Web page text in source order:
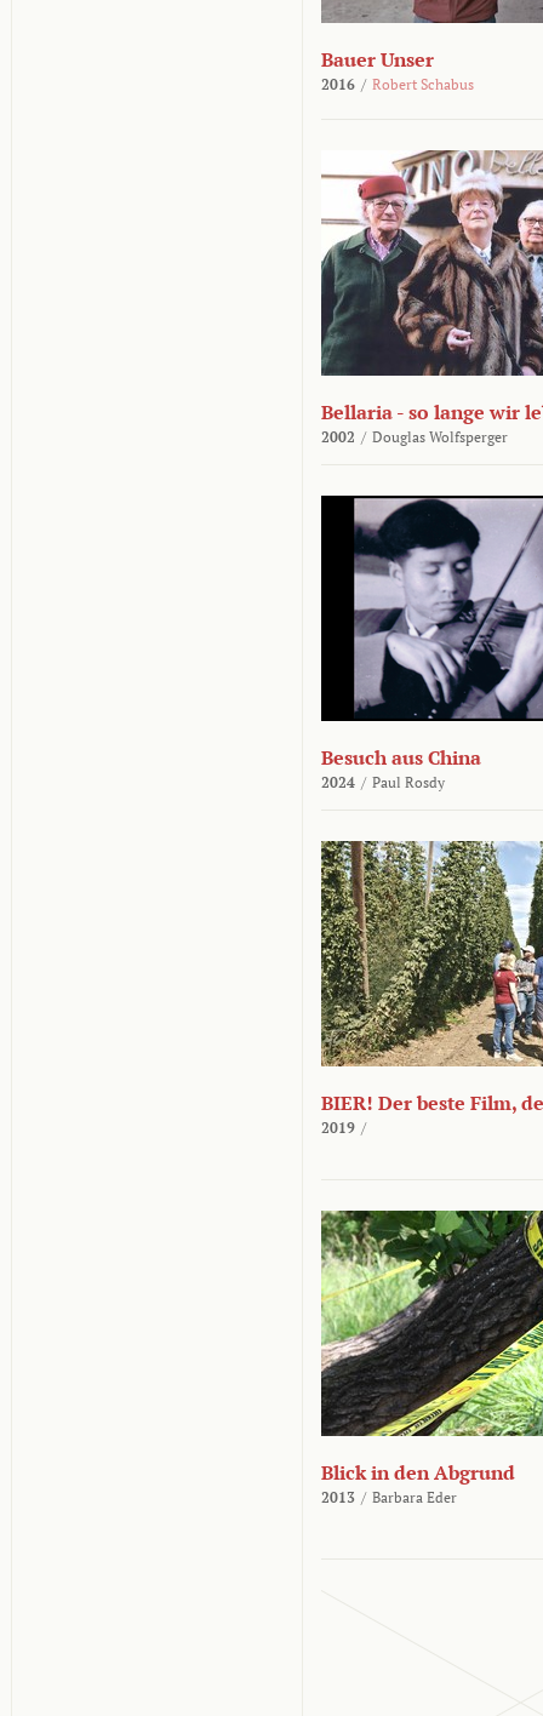
Bauer Unser
2016 / Robert Schabus
Bellaria - so lange wir
2002 / Douglas Wolfsperger
Besuch aus China
2024 / Paul Rosdy
BIER! Der beste Film,
2019 /
Blick in den Abgrund
2013 / Barbara Eder